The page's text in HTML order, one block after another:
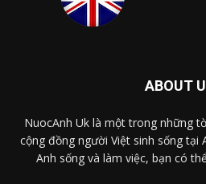
ABOUT
NuocAnh Uk là một trong những
cộng đồng người Việt sinh sống tại
Anh sống và làm việc, bạn có